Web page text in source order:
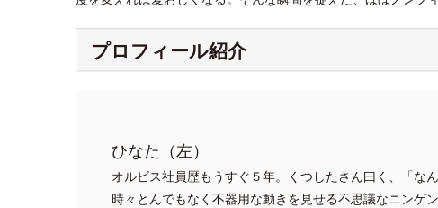
プロフィール紹介
ひなた（左）
オルビス社員歴もうすぐ５年。くつしたさん曰く、「な
時々とんでもなく不器用な動きを見せる不思議なニンゲ